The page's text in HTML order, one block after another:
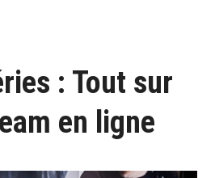
: Tout sur
en ligne